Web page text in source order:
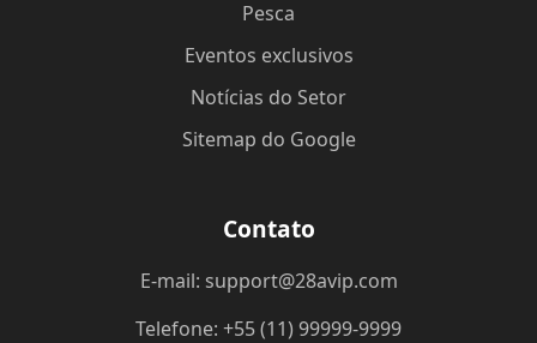
Pesca
Eventos exclusivos
Notícias do Setor
Sitemap do Google
Contato
E-mail: support@28avip.com
Telefone: +55 (11) 99999-9999